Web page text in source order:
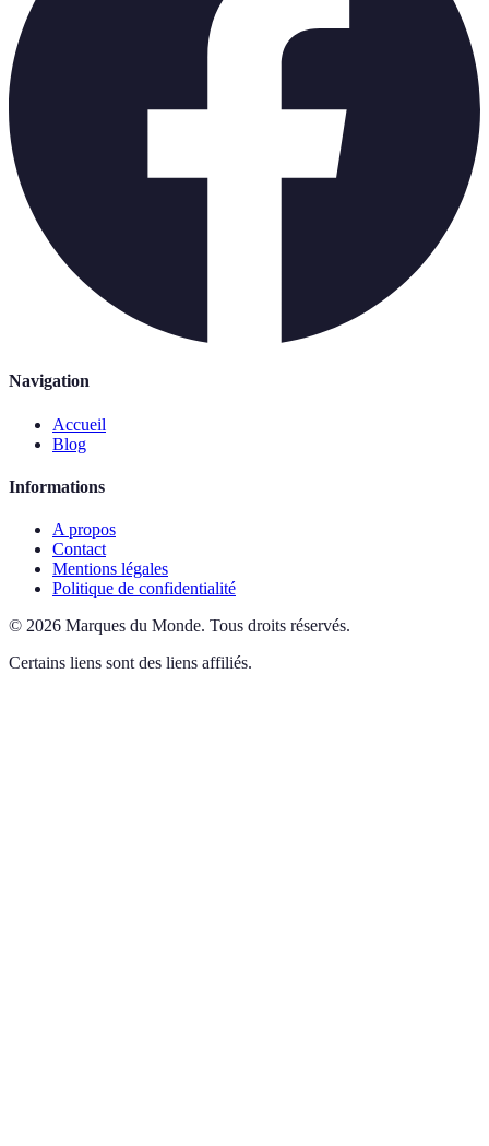
Navigation
Accueil
Blog
Informations
A propos
Contact
Mentions légales
Politique de confidentialité
© 2026 Marques du Monde. Tous droits réservés.
Certains liens sont des liens affiliés.